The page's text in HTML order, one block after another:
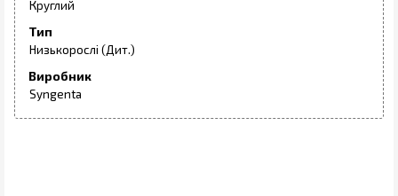
Круглий
Тип
Низькорослі (Дит.)
Виробник
Syngenta